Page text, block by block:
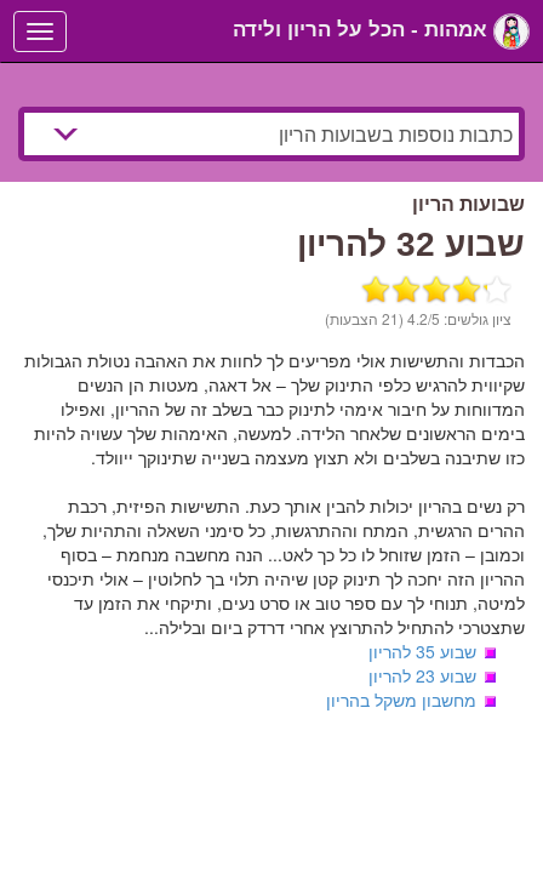
Toggle
navigation
שבועות הריון
שבוע 32 להריון
ציון גולשים: 4.2/5 (21 הצבעות)
הכבדות והתשישות אולי מפריעים לך לחוות את האהבה נטולת הגבולות
שקיווית להרגיש כלפי התינוק שלך – אל דאגה, מעטות הן הנשים
המדווחות על חיבור אימהי לתינוק כבר בשלב זה של ההריון, ואפילו
בימים הראשונים שלאחר הלידה. למעשה, האימהות שלך עשויה להיות
כזו שתיבנה בשלבים ולא תצוץ מעצמה בשנייה שתינוקך ייוולד.
רק נשים בהריון יכולות להבין אותך כעת. התשישות הפיזית, רכבת
ההרים הרגשית, המתח וההתרגשות, כל סימני השאלה והתהיות שלך,
וכמובן – הזמן שזוחל לו כל כך לאט... הנה מחשבה מנחמת – בסוף
ההריון הזה יחכה לך תינוק קטן שיהיה תלוי בך לחלוטין – אולי תיכנסי
למיטה, תנוחי לך עם ספר טוב או סרט נעים, ותיקחי את הזמן עד
שתצטרכי להתחיל להתרוצץ אחרי דרדק ביום ובלילה...
שבוע 35 להריון
שבוע 23 להריון
מחשבון משקל בהריון